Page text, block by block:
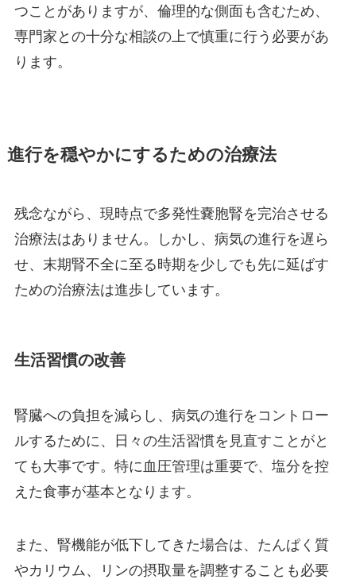
つことがありますが、倫理的な側面も含むため、
専門家との十分な相談の上で慎重に行う必要があ
ります。
進行を穏やかにするための治療法
残念ながら、現時点で多発性嚢胞腎を完治させる
治療法はありません。しかし、病気の進行を遅ら
せ、末期腎不全に至る時期を少しでも先に延ばす
ための治療法は進歩しています。
生活習慣の改善
腎臓への負担を減らし、病気の進行をコントロー
ルするために、日々の生活習慣を見直すことがと
ても大事です。特に血圧管理は重要で、塩分を控
えた食事が基本となります。
また、腎機能が低下してきた場合は、たんぱく質
やカリウム、リンの摂取量を調整することも必要